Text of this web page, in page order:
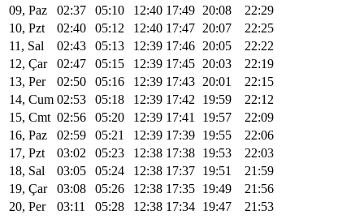
09, Paz
02:37 05:10 12:40 17:49 20:08
22:29
10, Pzt
02:40 05:12 12:40 17:47 20:07
22:25
11, Sal
02:43 05:13 12:39 17:46 20:05
22:22
12, Çar
02:47 05:15 12:39 17:45 20:03
22:19
13, Per
02:50 05:16 12:39 17:43 20:01
22:15
14, Cum 02:53 05:18 12:39 17:42 19:59
22:12
15, Cmt 02:56 05:20 12:39 17:41 19:57
22:09
16, Paz
02:59 05:21 12:39 17:39 19:55
22:06
17, Pzt
03:02 05:23 12:38 17:38 19:53
22:03
18, Sal
03:05 05:24 12:38 17:37 19:51
21:59
19, Çar
03:08 05:26 12:38 17:35 19:49
21:56
20, Per
03:11 05:28 12:38 17:34 19:47
21:53